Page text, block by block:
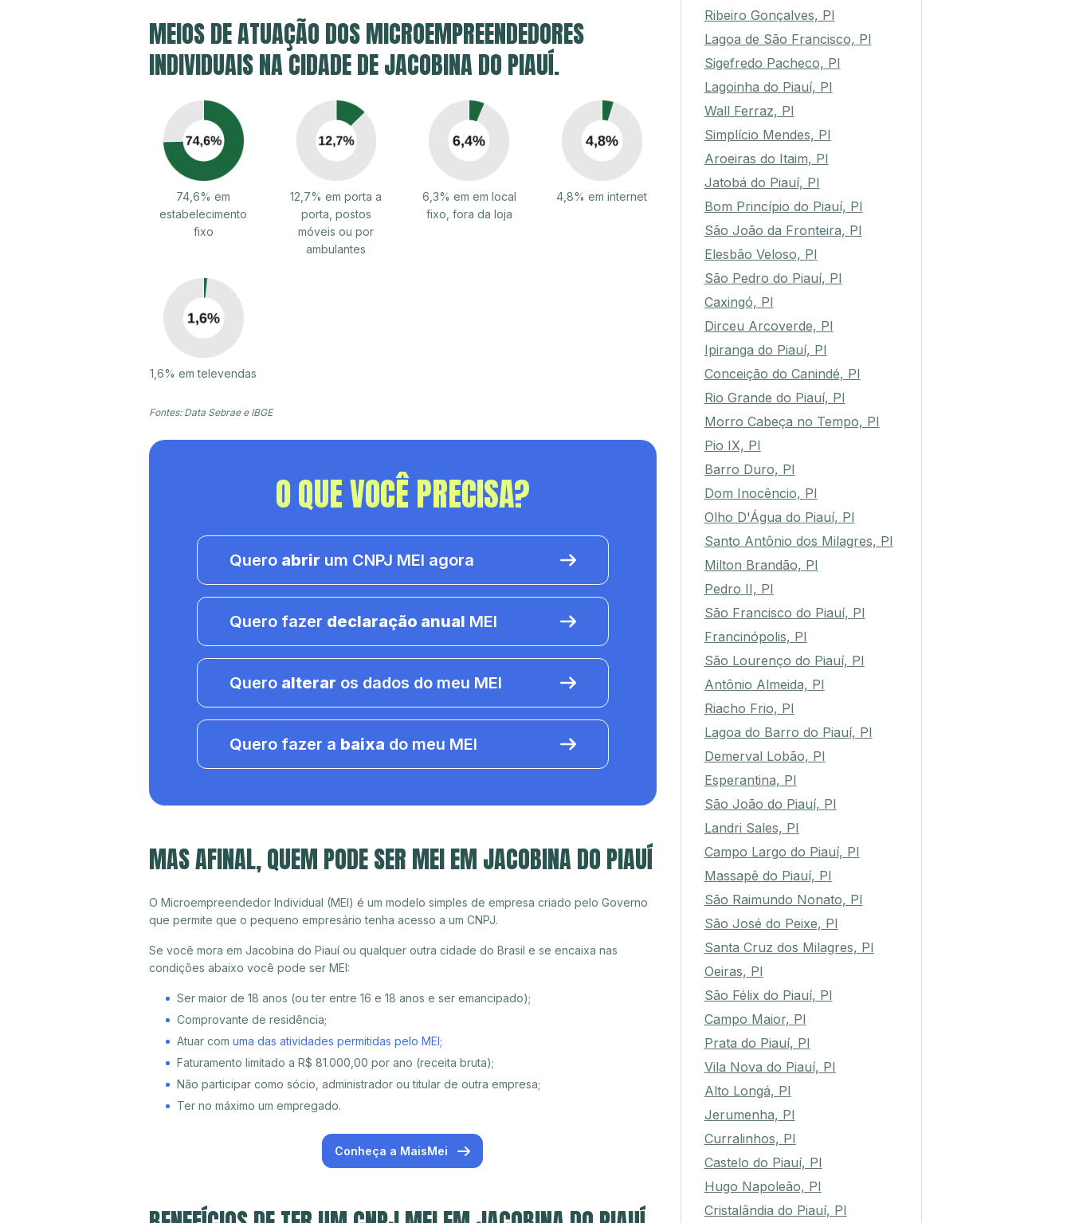
MEIOS DE ATUAÇÃO DOS MICROEMPREENDEDORES
INDIVIDUAIS NA CIDADE DE JACOBINA DO PIAUÍ.
74,6% em
estabelecimento
fixo
12,7% em porta a
porta, postos
móveis ou por
ambulantes
6,3% em em local
fixo, fora da loja
4,8% em internet
1,6% em televendas
Fontes: Data Sebrae e IBGE
O QUE VOCÊ PRECISA?
Quero abrir um CNPJ MEI agora
Quero fazer declaração anual MEI
Quero alterar os dados do meu MEI
Quero fazer a baixa do meu MEI
MAS AFINAL, QUEM PODE SER MEI EM JACOBINA DO PIAUÍ
O Microempreendedor Individual (MEI) é um modelo simples de empresa criado pelo Governo
que permite que o pequeno empresário tenha acesso a um CNPJ.
Se você mora em Jacobina do Piauí ou qualquer outra cidade do Brasil e se encaixa nas
condições abaixo você pode ser MEI:
Ser maior de 18 anos (ou ter entre 16 e 18 anos e ser emancipado);
Comprovante de residência;
Atuar com uma das atividades permitidas pelo MEI;
Faturamento limitado a R$ 81.000,00 por ano (receita bruta);
Não participar como sócio, administrador ou titular de outra empresa;
Ter no máximo um empregado.
Conheça a MaisMei
Ribeiro Gonçalves, PI
Lagoa de São Francisco, PI
Sigefredo Pacheco, PI
Lagoinha do Piauí, PI
Wall Ferraz, PI
Simplício Mendes, PI
Aroeiras do Itaim, PI
Jatobá do Piauí, PI
Bom Princípio do Piauí, PI
São João da Fronteira, PI
Elesbão Veloso, PI
São Pedro do Piauí, PI
Caxingó, PI
Dirceu Arcoverde, PI
Ipiranga do Piauí, PI
Conceição do Canindé, PI
Rio Grande do Piauí, PI
Morro Cabeça no Tempo, PI
Pio IX, PI
Barro Duro, PI
Dom Inocêncio, PI
Olho D'Água do Piauí, PI
Santo Antônio dos Milagres, PI
Milton Brandão, PI
Pedro II, PI
São Francisco do Piauí, PI
Francinópolis, PI
São Lourenço do Piauí, PI
Antônio Almeida, PI
Riacho Frio, PI
Lagoa do Barro do Piauí, PI
Demerval Lobão, PI
Esperantina, PI
São João do Piauí, PI
Landri Sales, PI
Campo Largo do Piauí, PI
Massapê do Piauí, PI
São Raimundo Nonato, PI
São José do Peixe, PI
Santa Cruz dos Milagres, PI
Oeiras, PI
São Félix do Piauí, PI
Campo Maior, PI
Prata do Piauí, PI
Vila Nova do Piauí, PI
Alto Longá, PI
Jerumenha, PI
Curralinhos, PI
Castelo do Piauí, PI
Hugo Napoleão, PI
Cristalândia do Piauí, PI